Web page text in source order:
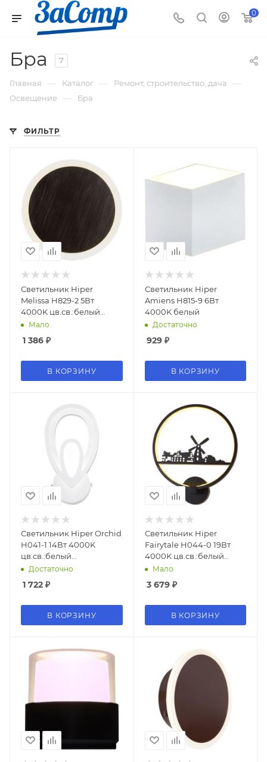
0
Бра 7
Главная — Каталог — Ремонт, строительство, дача —
Освещение — Бра
ФИЛЬТР
Светильник Hiper
Melissa H829-2 5Вт
4000K цв.св.:белый
нейтральный кофейный
Мало
1 386 ₽
В КОРЗИНУ
Светильник Hiper
Amiens H815-9 6Вт
4000K белый
Достаточно
929₽
В КОРЗИНУ
Светильник Hiper Orchid
H041-1 14Вт 4000K
цв.св.:белый
нейтральный венге
Достаточно
1 722 ₽
В КОРЗИНУ
Светильник Hiper
Fairytale H044-0 19Вт
4000K цв.св.:белый
нейтральный венге
Мало
3 679₽
В КОРЗИНУ